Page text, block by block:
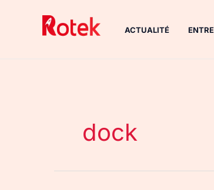
ACTUALITÉ
dock